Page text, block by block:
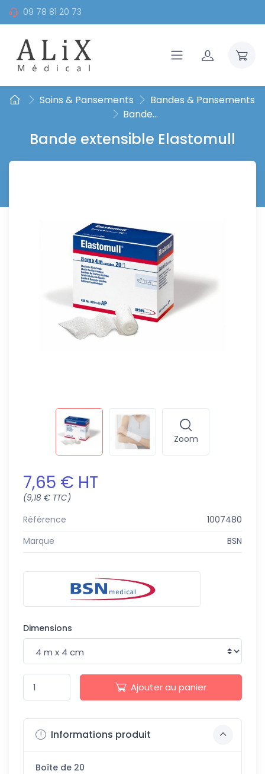
09 78 81 20 73
Soins & Pansements
Bandes & Pansements
Bande...
Bande extensible Elastomull
Zoom
7,65 € HT
(9,18 € TTC)
Référence
1007480
Marque
BSN
Dimensions
Ajouter au panier
Informations produit
Boîte de 20